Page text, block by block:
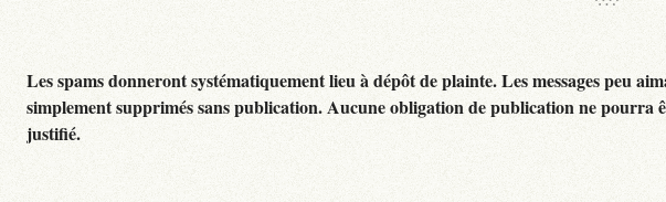
Les spams donneront systématiquement lieu à dépôt de plainte. Les messages peu
simplement supprimés sans publication. Aucune obligation de publication ne pourra
justifié.